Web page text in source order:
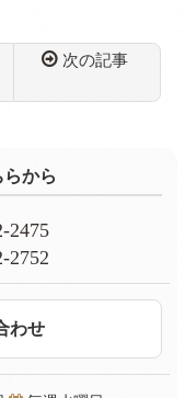
次の記事
から
2475
2752
わせ